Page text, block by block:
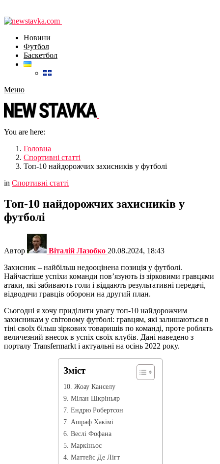
Новини
Футбол
Баскетбол
Меню
You are here:
Головна
Спортивні статті
Топ-10 найдорожчих захисників у футболі
in Спортивні статті
Топ-10 найдорожчих захисників у
футболі
Автор Віталій Лазобко 20.08.2024, 18:43
Захисник – найбільш недооцінена позиція у футболі.
Найчастіше успіхи команди пов’язують із зірковими гравцями
атаки, які забивають голи і віддають результативні передачі,
відводячи гравців оборони на другий план.
Сьогодні я хочу приділити увагу топ-10 найдорожчим
захисникам у світовому футболі: гравцям, які залишаються в
тіні своїх більш зіркових товаришів по команді, проте роблять
величезний внесок в успіх своїх клубів. Дані наведено з
порталу Transfermarkt і актуальні на осінь 2022 року.
Зміст
10. Жоау Канселу
9. Мілан Шкріньяр
7. Ендрю Робертсон
7. Ашраф Хакімі
6. Веслі Фофана
5. Маркіньос
4. Маттейс Де Лігт